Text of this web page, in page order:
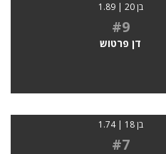
בן 20 | 1.89
#9
דן פרטוש
בן 18 | 1.74
#7